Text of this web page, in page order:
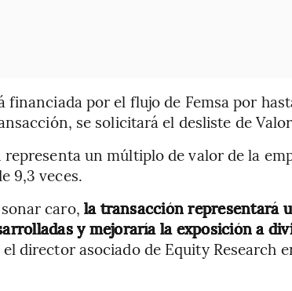
financiada por el flujo de Femsa por
se solicitará el desliste de
representa un múltiplo de valor de la
9,3 veces.
caro, la transacción representará
y mejoraría la exposición a
director asociado de Equity Research